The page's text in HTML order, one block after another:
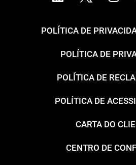
POLÍTICA DE
POLÍTICA DE
POLÍTICA DE
POLÍTICA DE
CARTA DO
CENTRO DE